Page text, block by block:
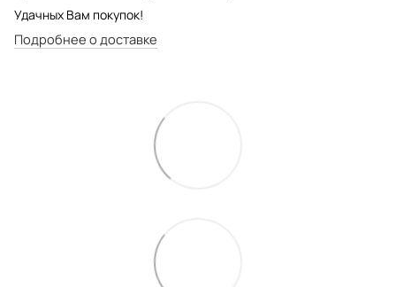
Удачных Вам покупок!
Подробнее о доставке